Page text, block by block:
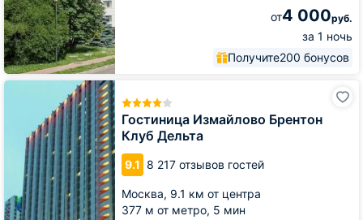
от4 000руб.
за 1 ночь
Получите200 бонусов
Гостиница Измайлово Брентон
Клуб Дельта
9.1 8 217 отзывов гостей
Москва, 9.1 км от центра
377 м от метро, 5 мин
Гостиница
Дельта